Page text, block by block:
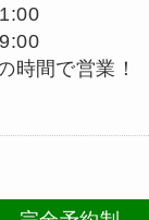
時間で営業！